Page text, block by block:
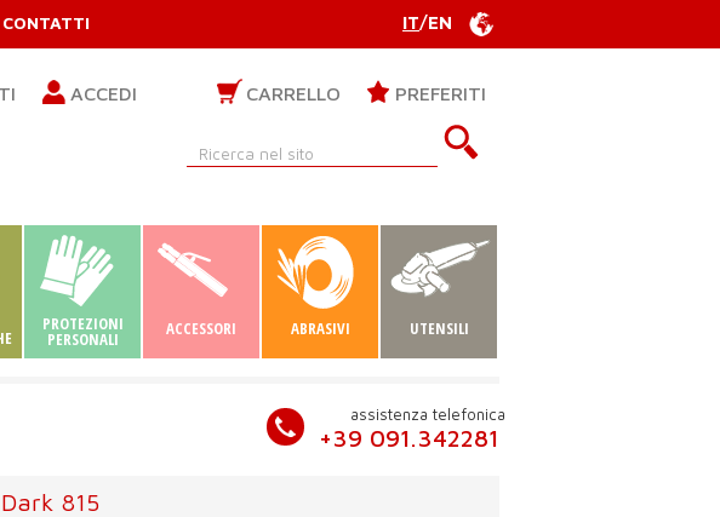
CONTATTI IT/EN
ACCEDI CARRELLO PREFERITI
PROTEZIONI
PERSONALI ACCESSORI ABRASIVI UTENSILI
assistenza telefonica
+39 091.342281
815